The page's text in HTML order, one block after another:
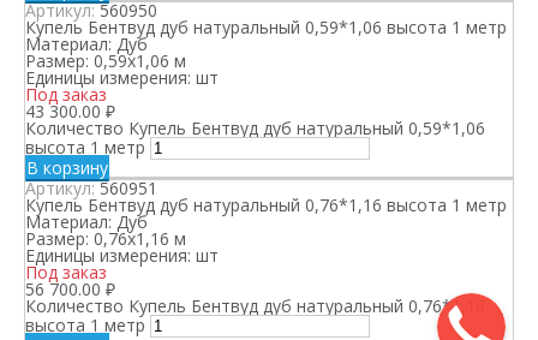
Артикул:560950
Купель Бентвуд дуб натуральный 0,59*1,06 высота 1 метр
Материал: Дуб
Размер: 0,59х1,06 м
Единицы измерения: шт
Под заказ
43 300.00 ₽
Количество Купель Бентвуд дуб натуральный 0,59*1,06
высота 1 метр
В корзину
Артикул:560951
Купель Бентвуд дуб натуральный 0,76*1,16 высота 1 метр
Материал: Дуб
Размер: 0,76х1,16 м
Единицы измерения: шт
Под заказ
56 700.00 ₽
Количество Купель Бентвуд дуб натуральный 0,76*1,16
высота 1 метр